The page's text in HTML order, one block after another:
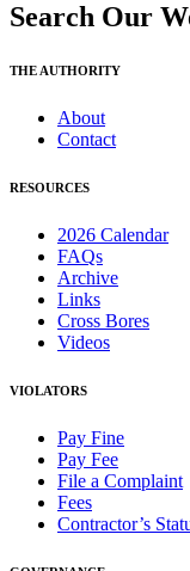
Search Our
THE AUTHORITY
About
Contact
RESOURCES
2026 Calendar
FAQs
Archive
Links
Cross Bores
Videos
VIOLATORS
Pay Fine
Pay Fee
File a Complaint
Fees
Contractor’s